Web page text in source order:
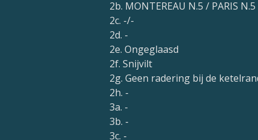
2b. MONTEREAU N.5 / PARIS N.5
2c. -/-
2d. -
2e. Ongeglaasd
2f. Snijvilt
2g. Geen radering bij de
2h. -
3a. -
3b. -
3c. -